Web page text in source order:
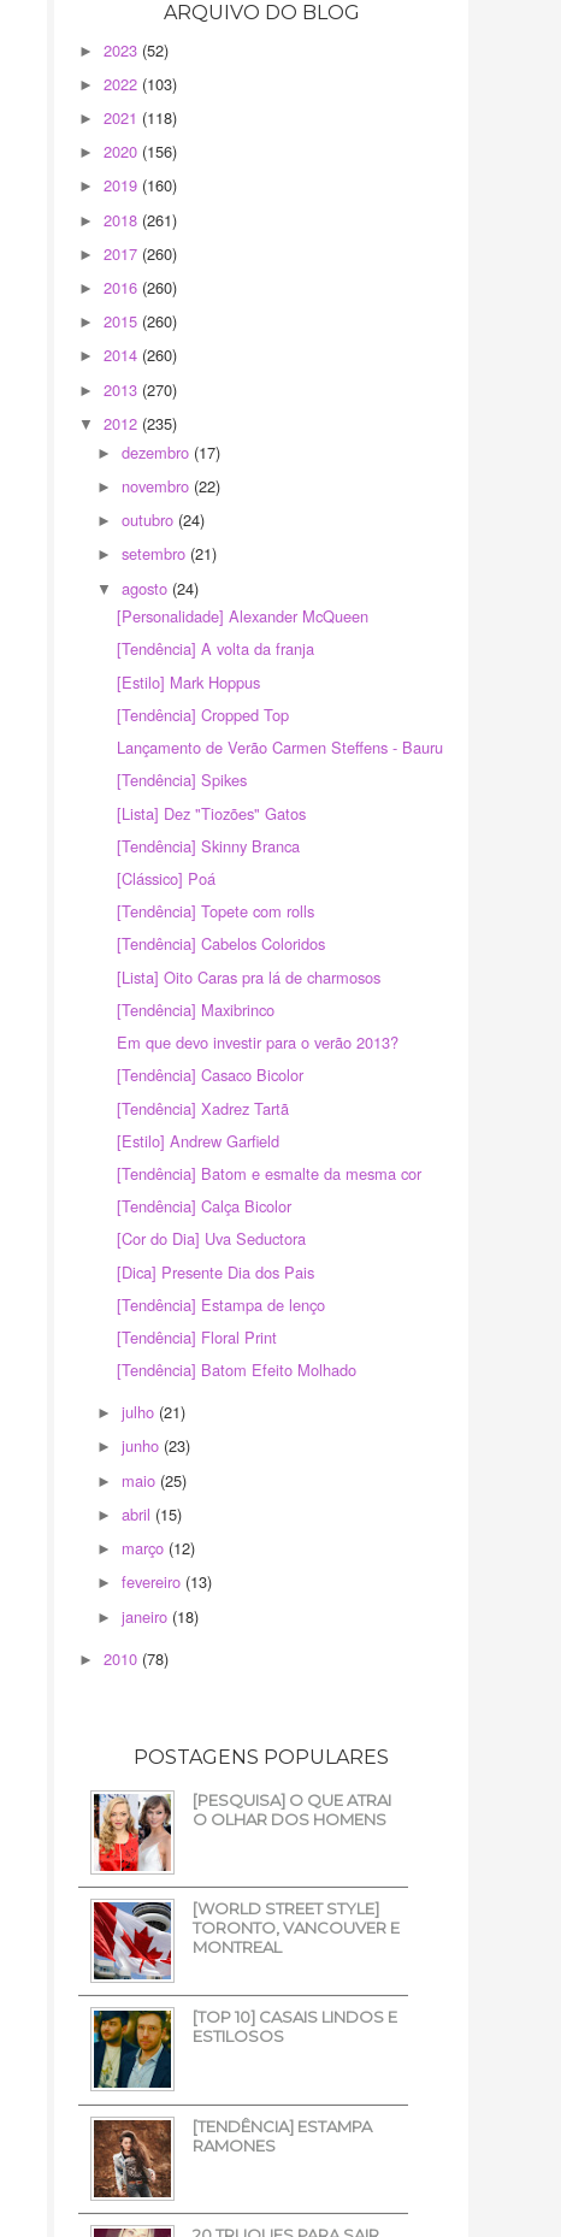
ARQUIVO DO BLOG
► 2023 (52)
► 2022 (103)
► 2021 (118)
► 2020 (156)
► 2019 (160)
► 2018 (261)
► 2017 (260)
► 2016 (260)
► 2015 (260)
► 2014 (260)
► 2013 (270)
▼ 2012 (235)
►dezembro (17)
► novembro (22)
►outubro (24)
►setembro (21)
▼agosto (24)
[Personalidade] Alexander McQueen
[Tendência] A volta da franja
[Estilo] Mark Hoppus
[Tendência] Cropped Top
Lançamento de Verão Carmen Steffens - Bauru
[Tendência] Spikes
[Lista] Dez "Tiozões" Gatos
[Tendência] Skinny Branca
[Clássico] Poá
[Tendência] Topete com rolls
[Tendência] Cabelos Coloridos
[Lista] Oito Caras pra lá de charmosos
[Tendência] Maxibrinco
Em que devo investir para o verão 2013?
[Tendência] Casaco Bicolor
[Tendência] Xadrez Tartã
[Estilo] Andrew Garfield
[Tendência] Batom e esmalte da mesma cor
[Tendência] Calça Bicolor
[Cor do Dia] Uva Seductora
[Dica] Presente Dia dos Pais
[Tendência] Estampa de lenço
[Tendência] Floral Print
[Tendência] Batom Efeito Molhado
►julho (21)
►junho (23)
► maio (25)
►abril (15)
► março (12)
►fevereiro (13)
►janeiro (18)
► 2010 (78)
POSTAGENS POPULARES
[PESQUISA] O QUE ATRAI
O OLHAR DOS HOMENS
[WORLD STREET STYLE]
TORONTO, VANCOUVER E
MONTREAL
[TOP 10] CASAIS LINDOS E
ESTILOSOS
[TENDÊNCIA] ESTAMPA
RAMONES